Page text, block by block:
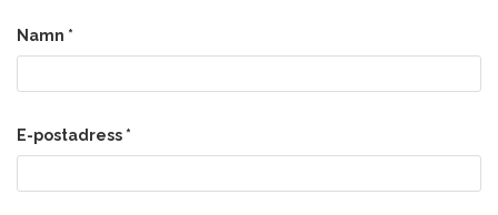
Namn *
E-postadress *